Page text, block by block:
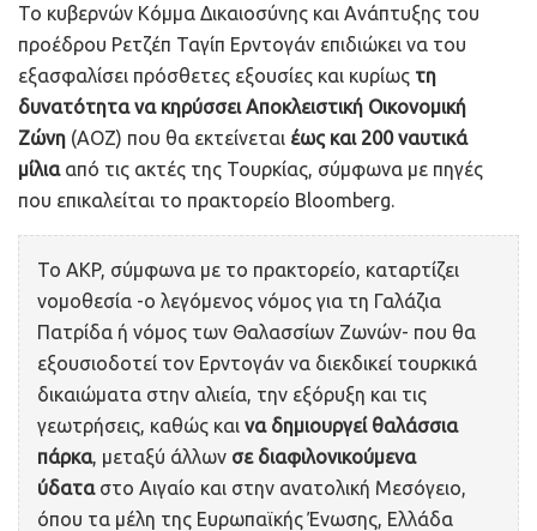
Το κυβερνών Κόμμα Δικαιοσύνης και Ανάπτυξης του
προέδρου Ρετζέπ Ταγίπ Ερντογάν επιδιώκει να του
εξασφαλίσει πρόσθετες εξουσίες και κυρίως τη
δυνατότητα να κηρύσσει Αποκλειστική Οικονομική
Ζώνη (ΑΟΖ) που θα εκτείνεται έως και 200 ναυτικά
μίλιααπό τις ακτές της Τουρκίας, σύμφωνα με πηγές
που επικαλείται το πρακτορείο Bloomberg.
Το AKP, σύμφωνα με το πρακτορείο, καταρτίζει
νομοθεσία -ο λεγόμενος νόμος για τη Γαλάζια
Πατρίδα ή νόμος των Θαλασσίων Ζωνών- που θα
εξουσιοδοτεί τον Ερντογάν να διεκδικεί τουρκικά
δικαιώματα στην αλιεία, την εξόρυξη και τις
γεωτρήσεις, καθώς και να δημιουργεί θαλάσσια
πάρκα, μεταξύ άλλων σε διαφιλονικούμενα
ύδαταστο Αιγαίο και στην ανατολική Μεσόγειο,
όπου τα μέλη της Ευρωπαϊκής Ένωσης, Ελλάδα